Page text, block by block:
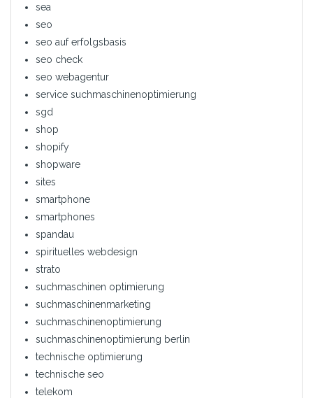
sea
seo
seo auf erfolgsbasis
seo check
seo webagentur
service suchmaschinenoptimierung
sgd
shop
shopify
shopware
sites
smartphone
smartphones
spandau
spirituelles webdesign
strato
suchmaschinen optimierung
suchmaschinenmarketing
suchmaschinenoptimierung
suchmaschinenoptimierung berlin
technische optimierung
technische seo
telekom